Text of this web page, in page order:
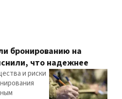
бронированию на
что надежнее
и риски